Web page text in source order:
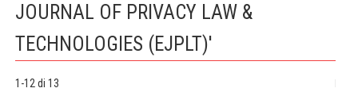
JOURNAL OF PRIVACY LAW &
TECHNOLOGIES (EJPLT)'
1-12 di 13